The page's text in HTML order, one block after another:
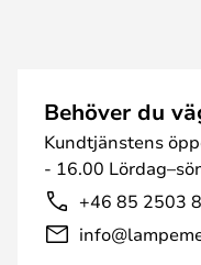
Behöver du
Kundtjänstens
- 16.00
+46 85 2503